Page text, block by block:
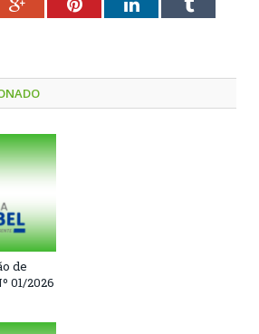
Google+PinterestLinkedInTumblr
de
01/2026